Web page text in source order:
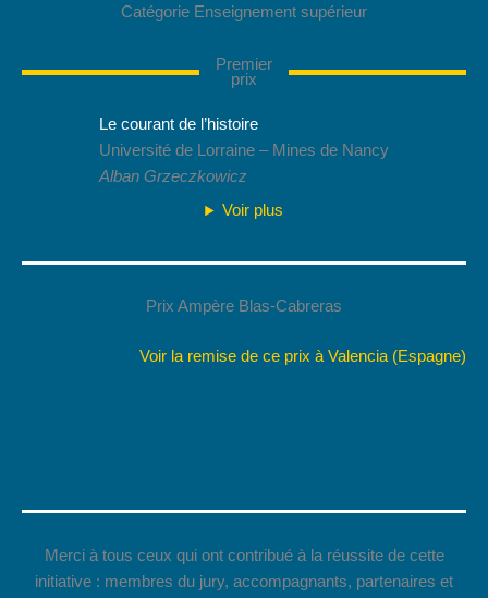
Catégorie Enseignement supérieur
Premier
prix
Le courant de l’histoire
Université de Lorraine – Mines de Nancy
Alban Grzeczkowicz
Voir plus
Prix Ampère Blas-Cabreras
Voir la remise de ce prix à Valencia (Espagne)
Merci à tous ceux qui ont contribué à la réussite de cette
initiative : membres du jury, accompagnants, partenaires et